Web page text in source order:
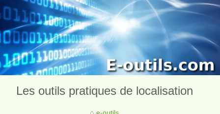
Les outils pratiques de localisation